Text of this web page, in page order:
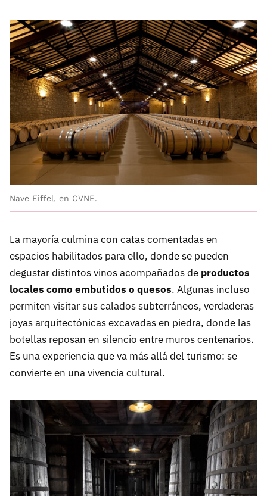
Nave Eiffel, en CVNE.
La mayoría culmina con catas comentadas en
espacios habilitados para ello, donde se pueden
degustar distintos vinos acompañados de productos
locales como embutidos o quesos. Algunas incluso
permiten visitar sus calados subterráneos, verdaderas
joyas arquitectónicas excavadas en piedra, donde las
botellas reposan en silencio entre muros centenarios.
Es una experiencia que va más allá del turismo: se
convierte en una vivencia cultural.